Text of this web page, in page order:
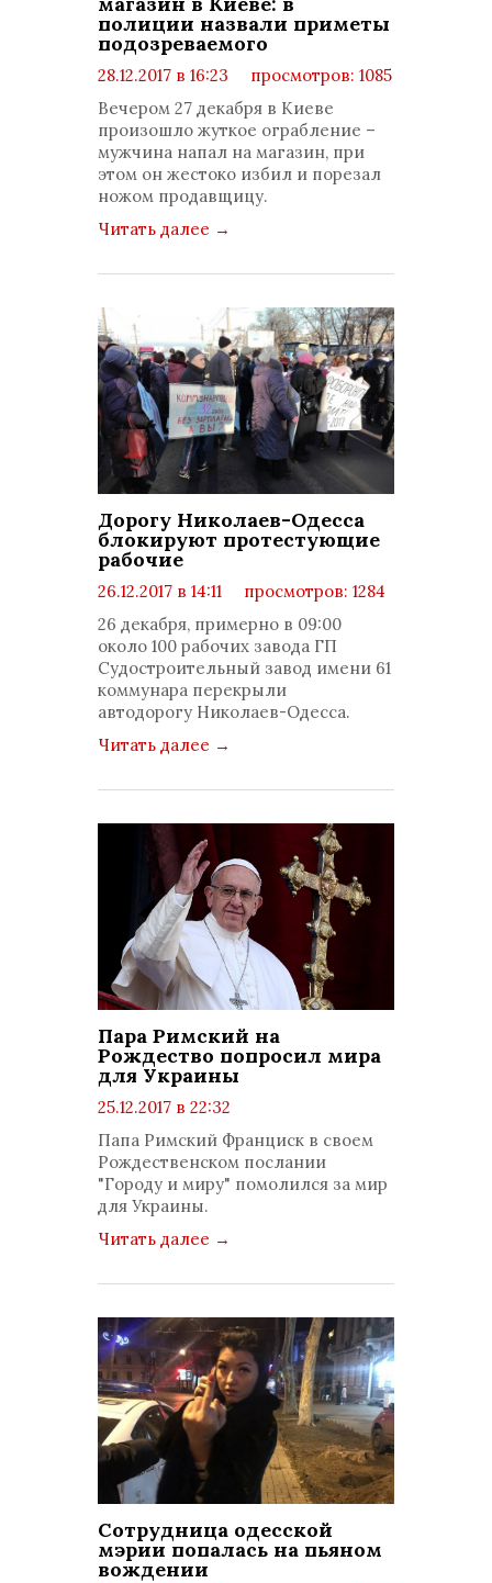
полиции назвали приметы
подозреваемого
28.12.2017 в 16:23
просмотров: 1085
комментариев: 0
Вечером 27 декабря в Киеве
произошло жуткое ограбление –
мужчина напал на магазин, при
этом он жестоко избил и порезал
ножом продавщицу.
Читать далее →
Дорогу Николаев-Одесса
блокируют протестующие
рабочие
26.12.2017 в 14:11
просмотров: 1284
комментариев: 0
26 декабря, примерно в 09:00
около 100 рабочих завода ГП
Судостроительный завод имени 61
коммунара перекрыли
автодорогу Николаев-Одесса.
Читать далее →
Пара Римский на
Рождество попросил мира
для Украины
25.12.2017 в 22:32
просмотров: 1076
комментариев: 0
Папа Римский Франциск в своем
Рождественском послании
"Городу и миру" помолился за мир
для Украины.
Читать далее →
Сотрудница одесской
мэрии попалась на пьяном
вождении